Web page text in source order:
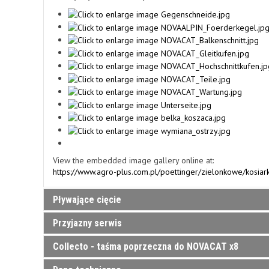
View the embedded image gallery online at:
https://www.agro-plus.com.pl/poettinger/zielonkowe/
Pływające cięcie
NOVACAT X8
Skuteczne zmniejszenia nacisku na glebę – Dwie mocne
się o rownomierne rozłożenie nacisku na całej
Przyjazny serwis
OSZCZĘDNOŚĆ CZASU DZIĘKI
Collecto - taśma poprzeczna do NOVACAT x8